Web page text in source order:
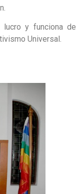
lucro y funciona de
Universal.